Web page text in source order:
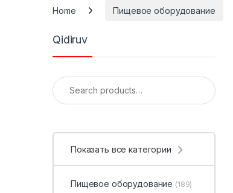
Home Пищевое оборудование
Qidiruv
Search for:
Показать все категории
Пищевое оборудование (189)